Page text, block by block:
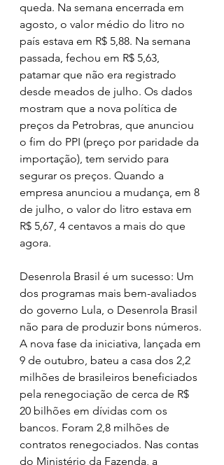
queda. Na semana encerrada em
agosto, o valor médio do litro no
país estava em R$ 5,88. Na semana
passada, fechou em R$ 5,63,
patamar que não era registrado
desde meados de julho. Os dados
mostram que a nova política de
preços da Petrobras, que anunciou
o fim do PPI (preço por paridade da
importação), tem servido para
segurar os preços. Quando a
empresa anunciou a mudança, em 8
de julho, o valor do litro estava em
R$ 5,67, 4 centavos a mais do que
agora.
Desenrola Brasil é um sucesso: Um
dos programas mais bem-avaliados
do governo Lula, o Desenrola Brasil
não para de produzir bons números.
A nova fase da iniciativa, lançada em
9 de outubro, bateu a casa dos 2,2
milhões de brasileiros beneficiados
pela renegociação de cerca de R$
20 bilhões em dívidas com os
bancos. Foram 2,8 milhões de
contratos renegociados. Nas contas
do Ministério da Fazenda, a